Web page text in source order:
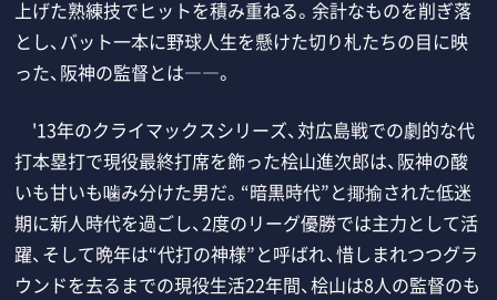
上げた熟練技でヒットを積み重ねる。余計なものを削ぎ落
とし、バット一本に野球人生を懸けた切り札たちの目に映
った、阪神の監督とは――。
'13年のクライマックスシリーズ、対広島戦での劇的な代
打本塁打で現役最終打席を飾った桧山進次郎は、阪神の酸
いも甘いも噛み分けた男だ。“暗黒時代”と揶揄された低迷
期に新人時代を過ごし、2度のリーグ優勝では主力として活
躍、そして晩年は“代打の神様”と呼ばれ、惜しまれつつグラ
ウンドを去るまでの現役生活22年間、桧山は8人の監督のも